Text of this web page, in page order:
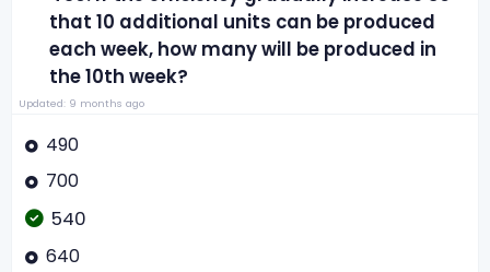
that 10 additional units can be produced
each week, how many will be produced in
the 10th week?
Updated: 9 months ago
490
700
540
640